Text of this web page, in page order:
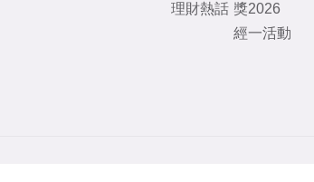
理財熱話 獎2026
經一活動